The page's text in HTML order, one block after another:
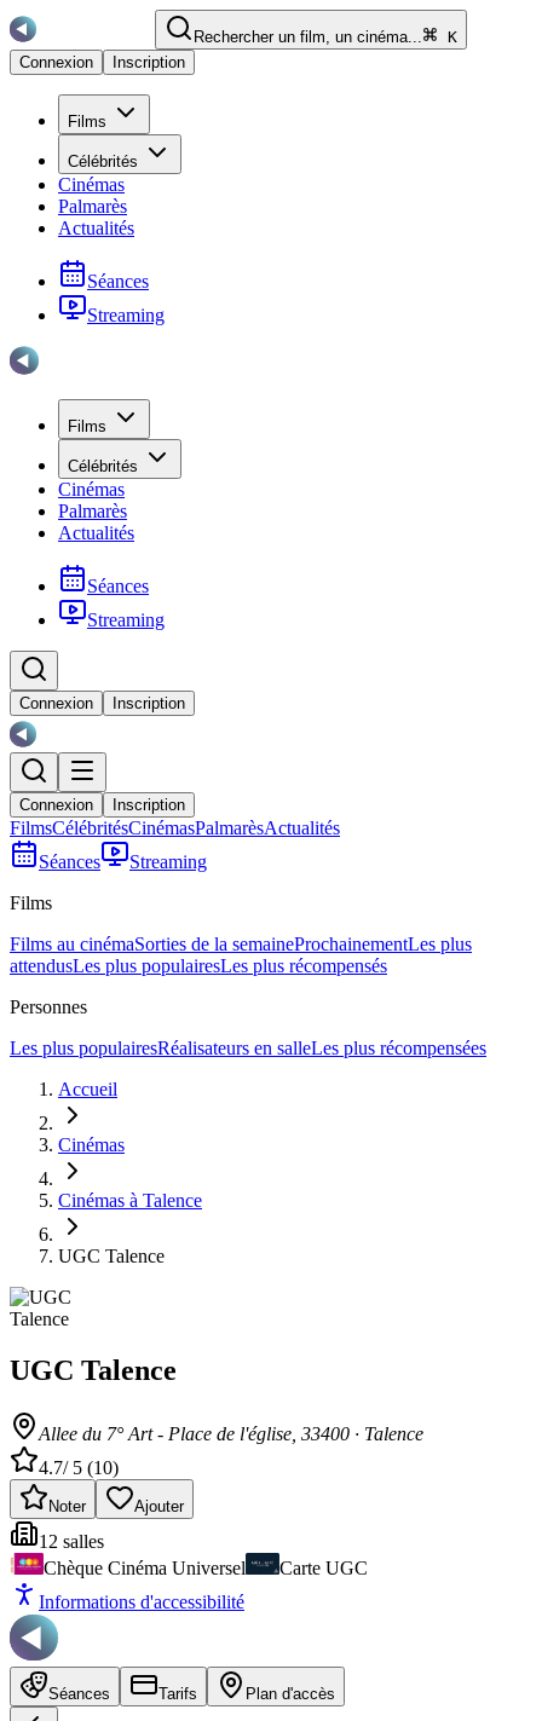
Rechercher un film, un cinéma...
K
Connexion
Inscription
Films
Célébrités
Cinémas
Palmarès
Actualités
Séances
Streaming
Films
Célébrités
Cinémas
Palmarès
Actualités
Séances
Streaming
Connexion Inscription
Connexion Inscription
FilmsCélébritésCinémasPalmarèsActualités
Séances
Streaming
Films
Films au cinémaSorties de la semaineProchainementLes plus
attendusLes plus populairesLes plus récompensés
Personnes
Les plus populairesRéalisateurs en salleLes plus récompensées
Accueil
Cinémas
Cinémas à Talence
UGC Talence
UGC Talence
Allee du 7° Art - Place de l'église , 33400 · Talence
4.7/ 5 (10)
Noter Ajouter
12 salles
Chèque Cinéma Universel
Carte UGC
Informations d'accessibilité
Séances Tarifs Plan d'accès